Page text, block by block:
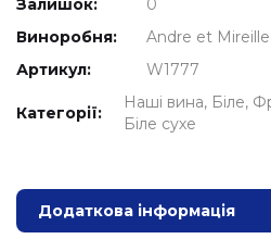
Залишок:
0
Виноробня:
Andre et
Артикул:
W1777
Категорії:
Наші вина Біле
Біле сухе
Додаткова інформація